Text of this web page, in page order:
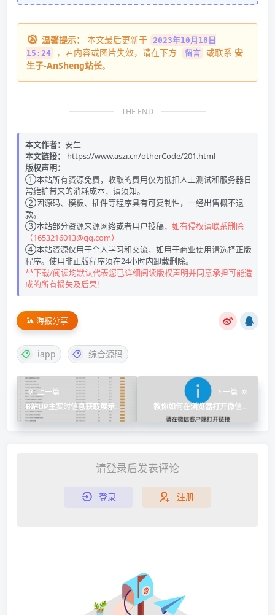
温馨提示： 本文最后更新于
2023年10月18日
15:24
，若内容或图片失效，请在下方 留言 或联系 安
生子-AnSheng站长。
THE END
本文作者： 安生
本文链接：
https://www.aszi.cn/otherCode/201.html
版权声明：
①本站所有资源免费，收取的费用仅为抵扣人工测试和服务器日
常维护带来的消耗成本，请须知。
②因源码、模板、插件等程序具有可复制性，一经出售概不退
款。
③本站部分资源来源网络或者用户投稿， 如有侵权请联系删除
（1653216013@qq.com）
④本站资源仅用于个人学习和交流，如用于商业使用请选择正版
程序。使用非正版程序须在24小时内卸载删除。
**下载/阅读均默认代表您已详细阅读版权声明并同意承担可能造
成的所有损失及后果！
海报分享
iapp 综合源码
上一篇
B站UP主实时信息获取展示
php源码
下一篇
教你如何在浏览器打开微信链
请登录后发表评论
登录 注册